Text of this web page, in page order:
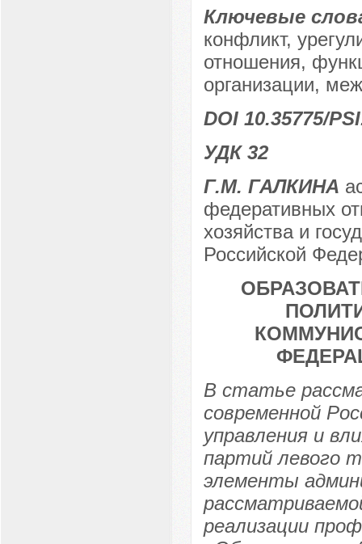
Ключевые
конфликт,
отношения,
организации,
DOI 10.35775/
УДК 32
Г.М. ГАЛКИНА
федеративных
хозяйства и
Российской
В статье
современной
управления и
партий левого
элементы
реализации